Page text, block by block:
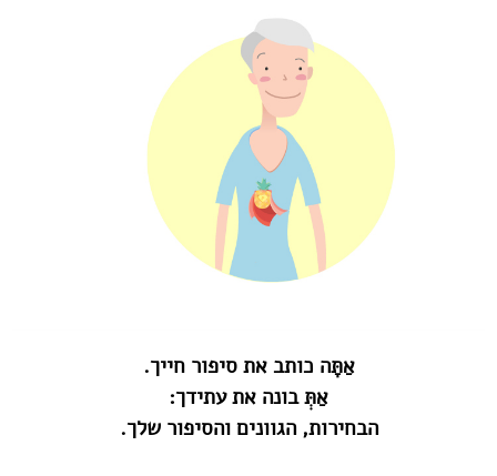
אַתָּה כותב את סיפור חייך‎.‎
אַתְּ בונה את עתידך‎:‎
הבחירות, הגוונים והסיפור שלך‎.‎